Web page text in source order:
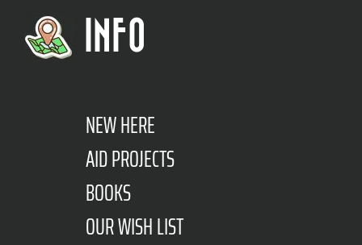
INFO
NEW HERE
AID PROJECTS
BOOKS
OUR WISH LIST